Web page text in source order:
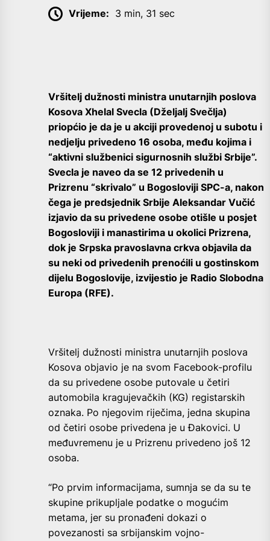
Vrijeme: 3 min, 31 sec
Vršitelj dužnosti ministra unutarnjih poslova
Kosova Xhelal Svecla (Dželjalj Svečlja)
priopćio je da je u akciji provedenoj u subotu i
nedjelju privedeno 16 osoba, među kojima i
“aktivni službenici sigurnosnih službi Srbije”.
Svecla je naveo da se 12 privedenih u
Prizrenu “skrivalo” u Bogosloviji SPC-a, nakon
čega je predsjednik Srbije Aleksandar Vučić
izjavio da su privedene osobe otišle u posjet
Bogosloviji i manastirima u okolici Prizrena,
dok je Srpska pravoslavna crkva objavila da
su neki od privedenih prenoćili u gostinskom
dijelu Bogoslovije, izvijestio je Radio Slobodna
Europa (RFE).
Vršitelj dužnosti ministra unutarnjih poslova
Kosova objavio je na svom Facebook-profilu
da su privedene osobe putovale u četiri
automobila kragujevačkih (KG) registarskih
oznaka. Po njegovim riječima, jedna skupina
od četiri osobe privedena je u Đakovici. U
međuvremenu je u Prizrenu privedeno još 12
osoba.
“Po prvim informacijama, sumnja se da su te
skupine prikupljale podatke o mogućim
metama, jer su pronađeni dokazi o
povezanosti sa srbijanskim vojno-